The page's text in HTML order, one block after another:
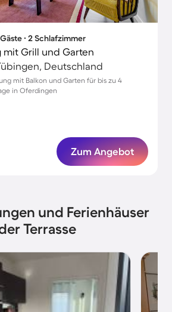
∙ 2 Schlafzimmer
mit Grill und Garten
Deutschland
mit Balkon und Garten für bis zu 4
in Oferdingen
Zum Angebot
und Ferienhäuser
Terrasse